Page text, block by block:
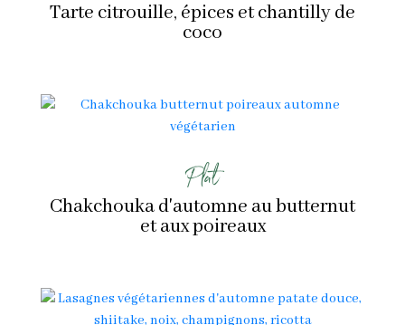
Tarte citrouille, épices et chantilly de
coco
Plat
Chakchouka d'automne au butternut
et aux poireaux